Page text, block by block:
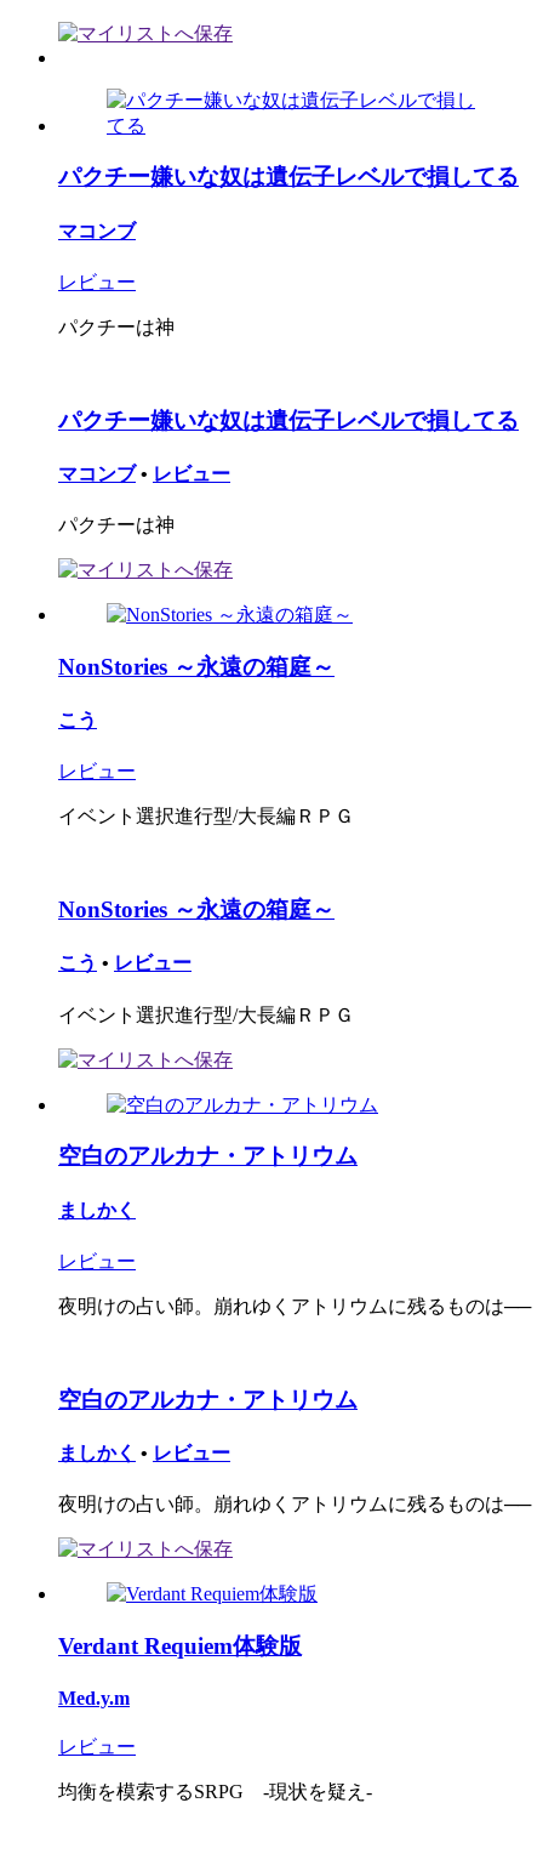
パクチー嫌いな奴は遺伝子レベルで損してる
マコンブ
レビュー
パクチーは神
パクチー嫌いな奴は遺伝子レベルで損してる
マコンブ • レビュー
パクチーは神
NonStories ～永遠の箱庭～
こう
レビュー
イベント選択進行型/大長編ＲＰＧ
NonStories ～永遠の箱庭～
こう • レビュー
イベント選択進行型/大長編ＲＰＧ
空白のアルカナ・アトリウム
ましかく
レビュー
夜明けの占い師。崩れゆくアトリウムに残るものは──
空白のアルカナ・アトリウム
ましかく • レビュー
夜明けの占い師。崩れゆくアトリウムに残るものは──
Verdant Requiem体験版
Med.y.m
レビュー
均衡を模索するSRPG -現状を疑え-